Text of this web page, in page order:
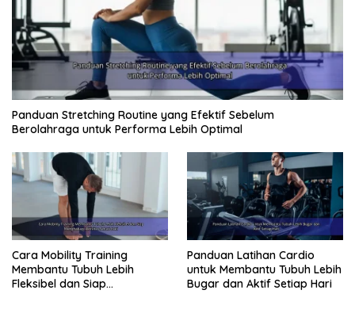
Panduan Stretching Routine yang Efektif Sebelum
Berolahraga untuk Performa Lebih Optimal
Cara Mobility Training
Membantu Tubuh Lebih
Fleksibel dan Siap
Panduan Latihan Cardio
untuk Membantu Tubuh Lebih
Bugar dan Aktif Setiap Hari